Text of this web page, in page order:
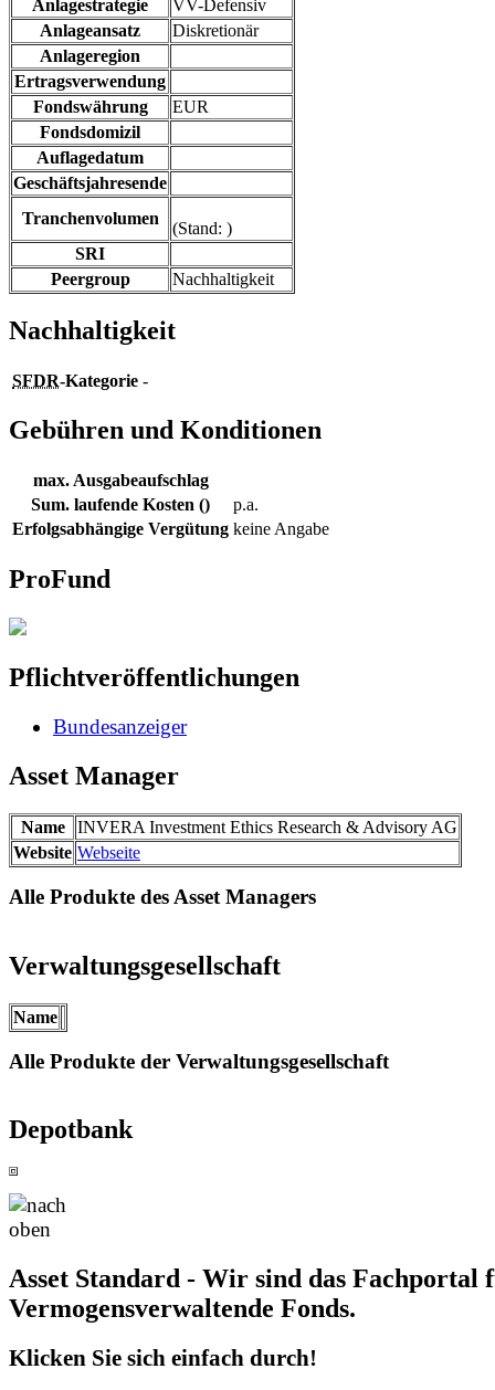
Anlagestrategie
VV-Defensiv
Anlageansatz
Diskretionär
Anlageregion
Ertragsverwendung
Fondswährung
EUR
Fondsdomizil
Auflagedatum
Geschäftsjahresende
Tranchenvolumen
(Stand: )
SRI
Peergroup
Nachhaltigkeit
Nachhaltigkeit
SFDR-Kategorie -
Gebühren und Konditionen
max. Ausgabeaufschlag
Sum. laufende Kosten ()
p.a.
Erfolgsabhängige Vergütung keine Angabe
ProFund
Pflichtveröffentlichungen
Bundesanzeiger
Asset Manager
Name
INVERA Investment Ethics Research & Advisory AG
Website Webseite
Alle Produkte des Asset Managers
Verwaltungsgesellschaft
Name
Alle Produkte der Verwaltungsgesellschaft
Depotbank
Asset Standard - Wir sind das Fachportal
Vermogensverwaltende Fonds.
Klicken Sie sich einfach durch!